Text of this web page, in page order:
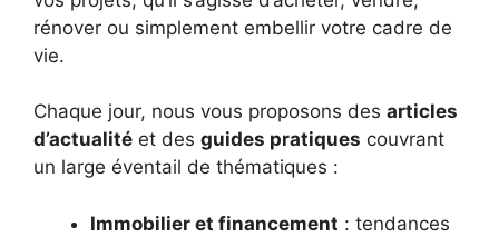
rénover ou simplement embellir votre cadre de
vie.
Chaque jour, nous vous proposons des articles
d’actualité et des guides pratiques couvrant
un large éventail de thématiques :
Immobilier et financement : tendances